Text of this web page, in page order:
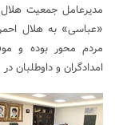
مدیرعامل جمعیت هلال
«عباسی» به هلال
مردم محور بوده و
امدادگران و داوطلبان